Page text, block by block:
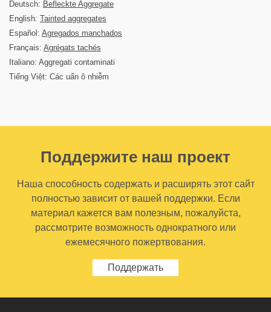
Deutsch: Befleckte Aggregate
English: Tainted aggregates
Español: Agregados manchados
Français: Agrégats tachés
Italiano: Aggregati contaminati
Tiếng Việt: Các uẩn ô nhiễm
Поддержите наш проект
Наша способность содержать и расширять этот сайт
полностью зависит от вашей поддержки. Если
материал кажется вам полезным, пожалуйста,
рассмотрите возможность однократного или
ежемесячного пожертвования.
Поддержать